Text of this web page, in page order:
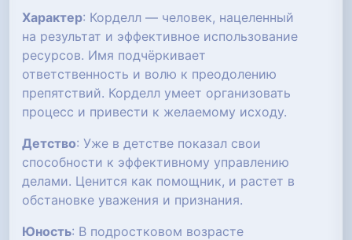
Характер: Корделл — человек, нацеленный
на результат и эффективное использование
ресурсов. Имя подчёркивает
ответственность и волю к преодолению
препятствий. Корделл умеет организовать
процесс и привести к желаемому исходу.
Детство: Уже в детстве показал свои
способности к эффективному управлению
делами. Ценится как помощник, и растет в
обстановке уважения и признания.
Юность: В подростковом возрасте